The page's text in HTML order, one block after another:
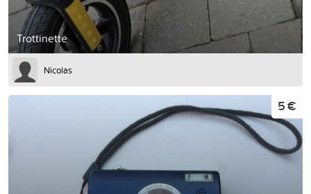
Trottinette
Nicolas
5 €